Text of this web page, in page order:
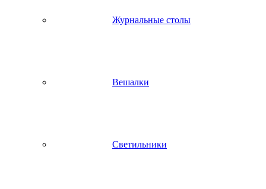
Журнальные столы
Вешалки
Светильники